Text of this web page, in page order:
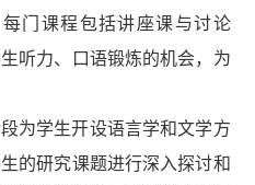
门课程包括讲座课与讨论
听力、口语锻炼的机会，为
为学生开设语言学和文学方
的研究课题进行深入探讨和